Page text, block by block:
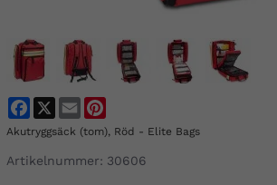
FacebookEmail
Akutryggsäck (tom), Röd - Elite Bags
Artikelnummer: 30606